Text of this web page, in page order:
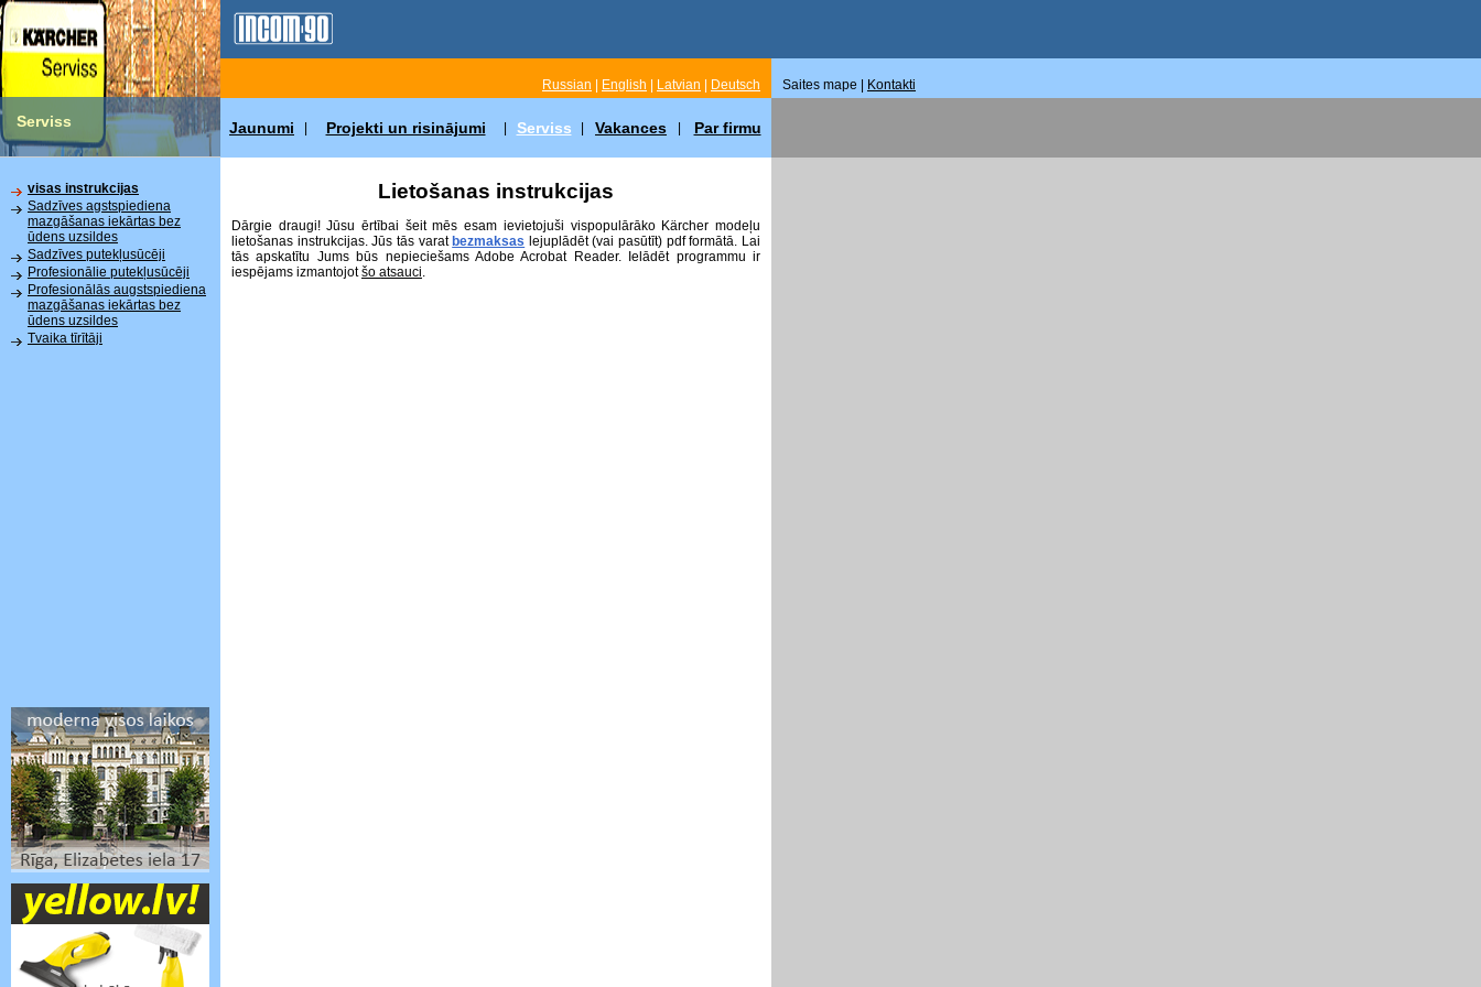
Serviss
Russian English Latvian Deutsch Saites mape | Kontakti
Jaunumi Projekti un risinājumi Serviss Vakances Par firmu
visas instrukcijas
Sadzīves agstspiediena
mazgāšanas iekārtas bez
ūdens uzsildes
Sadzīves putekļusūcēji
Profesionālie putekļusūcēji
Profesionālās augstspiediena
mazgāšanas iekārtas bez
ūdens uzsildes
Tvaika tīrītāji
Lietošanas instrukcijas
Dārgie draugi! Jūsu ērtībai šeit mēs esam ievietojuši vispopulārāko Kärcher modeļu
lietošanas instrukcijas. Jūs tās varatbezmaksas lejuplādēt (vai pasūtīt) pdf formātā. Lai
tās apskatītu Jums būs nepieciešams Adobe Acrobat Reader. Ielādēt programmu ir
iespējams izmantojotšo atsauci.